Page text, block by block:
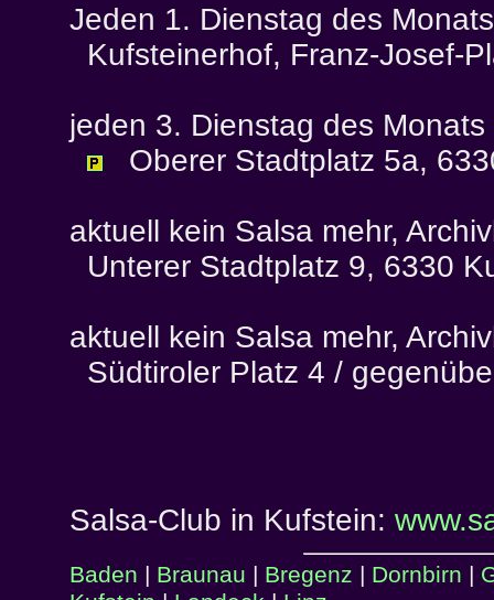
Jeden 1. Dienstag des
Kufsteinerhof, Franz-Josef-
jeden 3. Dienstag des
Oberer Stadtplatz 5a,
aktuell kein Salsa mehr,
Unterer Stadtplatz 9, 6330
aktuell kein Salsa mehr,
Südtiroler Platz 4 /
Salsa-Club in Kufstein:
Baden | Braunau | Bregenz | Dornbirn |